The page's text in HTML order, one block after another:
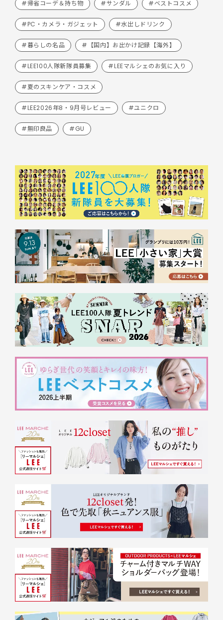
#帰省コーデ＆持ち物 #サンダル #ベストコスメ
#PC・カメラ・ガジェット #水出しドリンク
#暮らしの名品 #【国内】お出かけ記録【海外】
#LEE100人隊新隊員募集 #LEEマルシェのお気に入り
#夏のスキンケア・コスメ
#LEE2026年8・9月号レビュー #ユニクロ
#無印良品 #GU